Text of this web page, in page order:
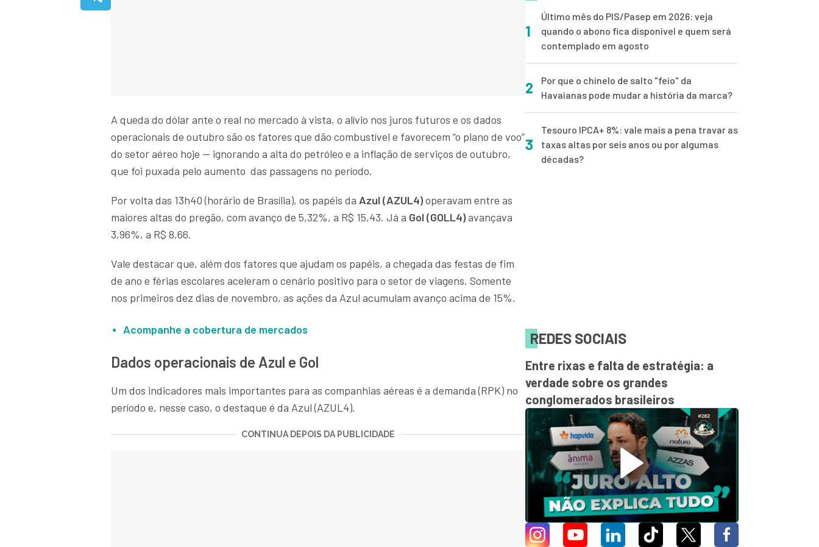
A queda do dólar ante o real no mercado à vista, o alívio nos juros futuros e os dados
operacionais de outubro são os fatores que dão combustível e favorecem “o plano de voo”
do setor aéreo hoje — ignorando a alta do petróleo e a inflação de serviços de outubro,
que foi puxada pelo aumento das passagens no período.
Por volta das 13h40 (horário de Brasília), os papéis da Azul (AZUL4)operavam entre as
maiores altas do pregão, com avanço de 5,32%, a R$ 15,43. Já a Gol (GOLL4)avançava
3,96%, a R$ 8,66.
Vale destacar que, além dos fatores que ajudam os papéis, a chegada das festas de fim
de ano e férias escolares aceleram o cenário positivo para o setor de viagens. Somente
nos primeiros dez dias de novembro, as ações da Azul acumulam avanço acima de 15%.
Acompanhe a cobertura de mercados
Dados operacionais de Azul e Gol
Um dos indicadores mais importantes para as companhias aéreas é a demanda (RPK) no
período e, nesse caso, o destaque é da Azul (AZUL4).
CONTINUA DEPOIS DA PUBLICIDADE
1
Último mês do PIS/Pasep em 2026: veja
quando o abono fica disponível e quem será
contemplado em agosto
2
Por que o chinelo de salto "feio" da
Havaianas pode mudar a história da marca?
3
Tesouro IPCA+ 8%: vale mais a pena travar as
taxas altas por seis anos ou por algumas
décadas?
REDES SOCIAIS
Entre rixas e falta de estratégia: a
verdade sobre os grandes
conglomerados brasileiros